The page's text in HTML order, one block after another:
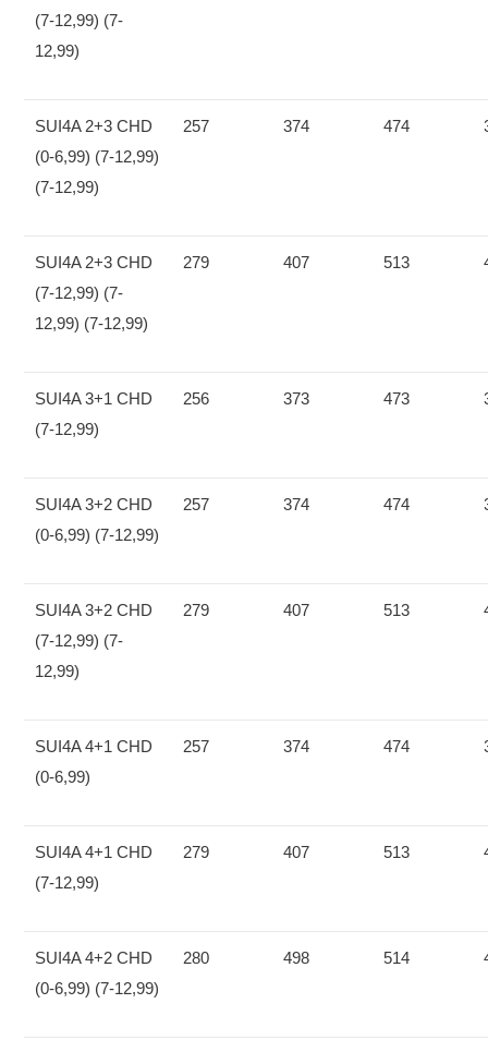
(7-12,99) (7-
12,99)
SUI4A 2+3 CHD
(0-6,99) (7-12,99)
(7-12,99)
257 374 474
SUI4A 2+3 CHD
(7-12,99) (7-
12,99) (7-12,99)
279 407 513
SUI4A 3+1 CHD
(7-12,99)
256 373 473
SUI4A 3+2 CHD
(0-6,99) (7-12,99)
257 374 474
SUI4A 3+2 CHD
(7-12,99) (7-
12,99)
279 407 513
SUI4A 4+1 CHD
(0-6,99)
257 374 474
SUI4A 4+1 CHD
(7-12,99)
279 407 513
SUI4A 4+2 CHD
(0-6,99) (7-12,99)
280 498 514